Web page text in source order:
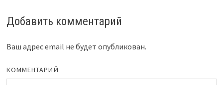
Добавить комментарий
Ваш адрес email не будет опубликован.
КОММЕНТАРИЙ